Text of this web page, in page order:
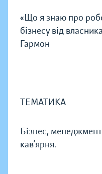
«Що я знаю про
бізнесу від
Гармон
ТЕМАТИКА
Бізнес,
кав’ярня.